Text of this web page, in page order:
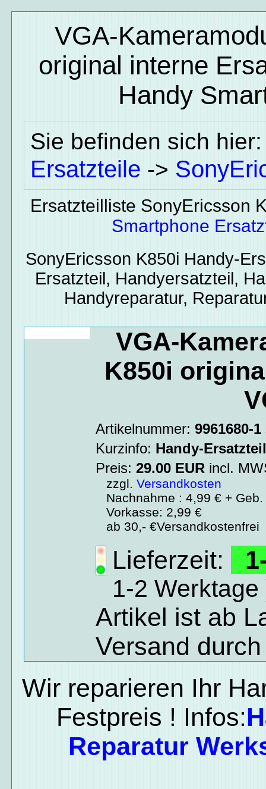
VGA-
original interne
Handy
Sie befinden sich
Ersatzteile ->
Ersatzteilliste SonyEricsson
Smartphone
SonyEricsson K850i Handy-
Ersatzteil, Handyersatzteil,
Handyreparatur,
VGA-
K850i
Artikelnummer:9961680-1
Kurzinfo: Handy-
Preis:29.00 EUR incl.
zzgl.Versandkosten
Nachnahme : 4,99 € + Geb.
Vorkasse: 2,99 €
ab 30,- €Versandkostenfrei
Lieferzeit:
1-2 Werktage
Artikel ist ab
Versand
Wir reparieren Ihr
Festpreis ! Infos:
Reparatur